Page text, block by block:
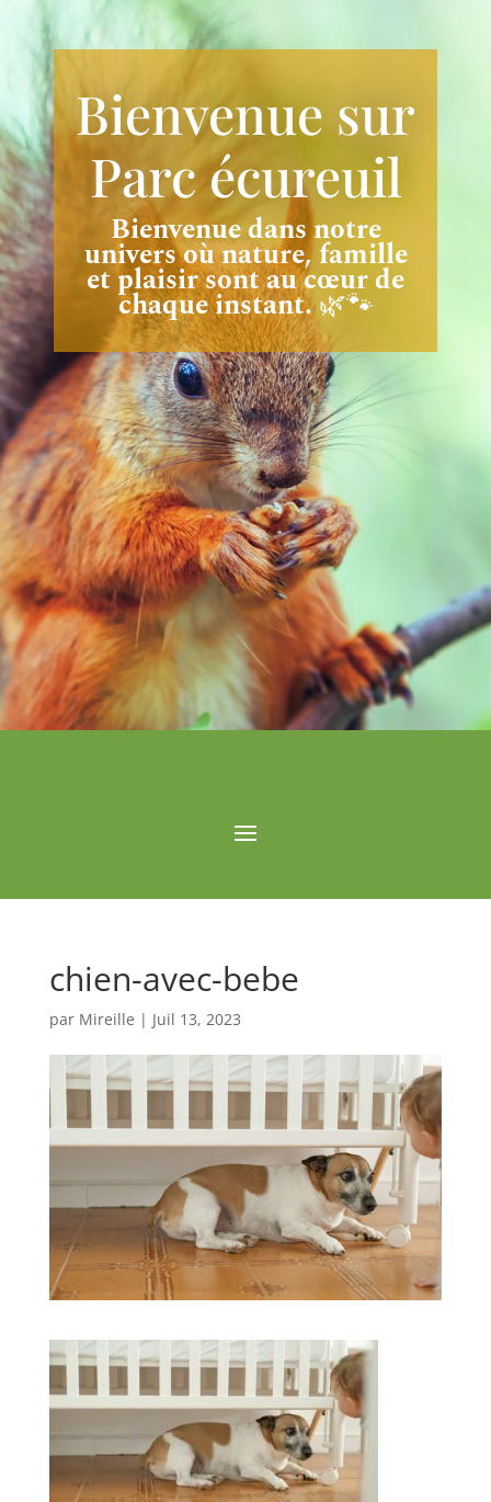
Bienvenue sur
Parc écureuil
Bienvenue dans notre
univers où nature, famille
et plaisir sont au cœur de
chaque instant.🌿🐾
chien-avec-bebe
par Mireille | Juil 13, 2023